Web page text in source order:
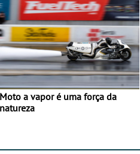
Moto a vapor é uma força da
natureza